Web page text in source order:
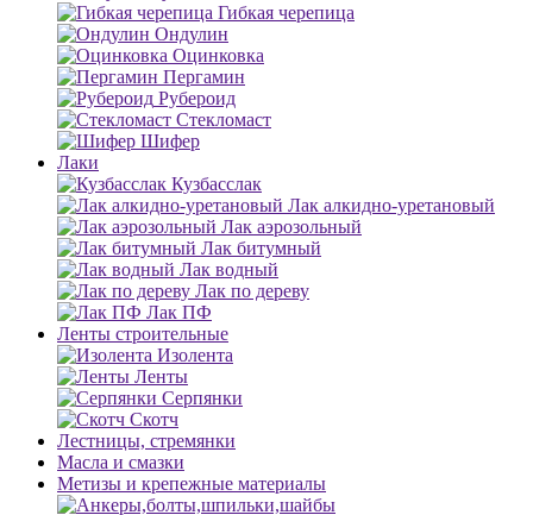
Гибкая черепица
Ондулин
Оцинковка
Пергамин
Рубероид
Стекломаст
Шифер
Лаки
Кузбасслак
Лак алкидно-уретановый
Лак аэрозольный
Лак битумный
Лак водный
Лак по дереву
Лак ПФ
Ленты строительные
Изолента
Ленты
Серпянки
Скотч
Лестницы, стремянки
Масла и смазки
Метизы и крепежные материалы